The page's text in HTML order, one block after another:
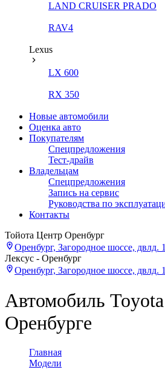
LAND CRUISER PRADO
RAV4
Lexus
LX 600
RX 350
Новые автомобили
Оценка авто
Покупателям
Спецпредложения
Тест-драйв
Владельцам
Спецпредложения
Запись на сервис
Руководства по
Контакты
Тойота Центр Оренбург
Оренбург, Загородное шоссе, двлд.
Лексус - Оренбург
Оренбург, Загородное шоссе, двлд.
Автомобиль
Оренбурге
Главная
Модели